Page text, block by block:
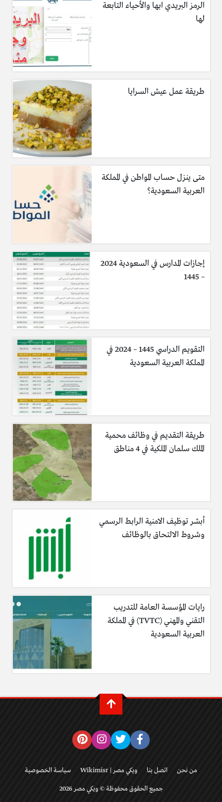
الرمز البريدي ابها والأحياء التابعة
لها
طريقة عمل عيش السرايا
متى ينزل حساب المواطن في المملكة
العربية السعودية؟
إجازات المدارس في السعودية 2024
– 1445
التقويم الدراسي 1445 – 2024 في
المملكة العربية السعودية
طريقة التقديم في وظائف محمية
الملك سلمان الملكية في 4 مناطق
أبشر توظيف الامنية الرابط الرسمي
وشروط الالتحاق بالوظائف
رايات المؤسسة العامة للتدريب
التقني والمهني (TVTC) في المملكة
العربية السعودية
من نحن اتصل بنا ويكي مصر | Wikimisr سياسة الخصوصية
جميع الحقوق محفوظة © ويكي مصر 2026